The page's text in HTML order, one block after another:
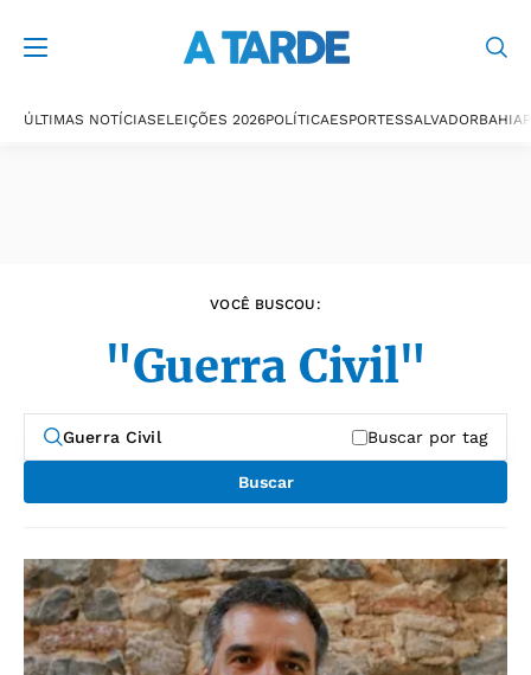
ÚLTIMAS NOTÍCIASELEIÇÕES 2026POLÍTICAESPORTESSALVADORBAHIA
VOCÊ BUSCOU:
"Guerra Civil"
Buscar por tag
Buscar